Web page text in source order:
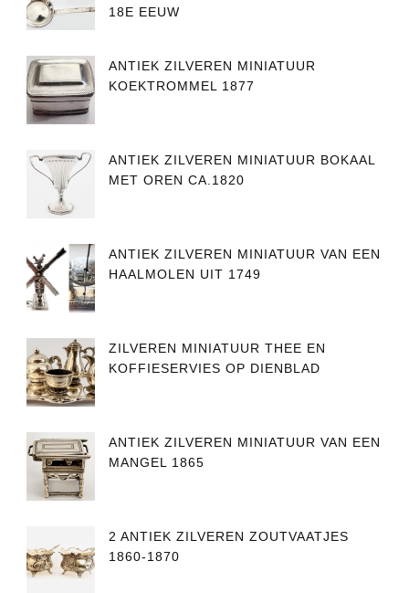
18E EEUW
ANTIEK ZILVEREN MINIATUUR
KOEKTROMMEL 1877
ANTIEK ZILVEREN MINIATUUR BOKAAL
MET OREN CA.1820
ANTIEK ZILVEREN MINIATUUR VAN EEN
HAALMOLEN UIT 1749
ZILVEREN MINIATUUR THEE EN
KOFFIESERVIES OP DIENBLAD
ANTIEK ZILVEREN MINIATUUR VAN EEN
MANGEL 1865
2 ANTIEK ZILVEREN ZOUTVAATJES
1860-1870